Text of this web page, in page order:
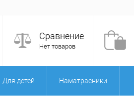
Сравнение
Нет товаров
Для детей Наматрасники